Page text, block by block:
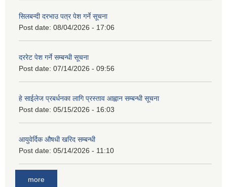
सिलबन्दी दरभाउ पत्र पेश गर्ने सूचना
Post date: 08/04/2026 - 17:06
दररेट पेश गर्ने सम्बन्धी सूचना
Post date: 07/14/2026 - 09:56
हे साईलेज प्रबर्धनका लागि प्रस्ताव आह्वान सम्बन्धी सूचना
Post date: 05/15/2026 - 16:03
आयुवेर्दिक औषधी खरिद सम्बन्धी
Post date: 05/14/2026 - 11:10
more